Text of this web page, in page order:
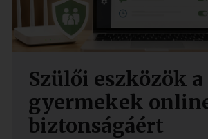
Szülői eszközök a
gyermekek
biztonságáért